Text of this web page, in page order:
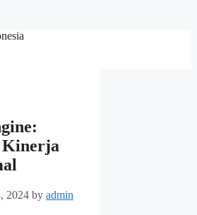
Kinerja
2024 by admin